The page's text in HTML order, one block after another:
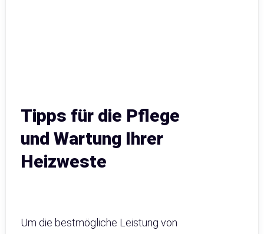
Tipps für die Pflege
und Wartung Ihrer
Heizweste
Um die bestmögliche Leistung von